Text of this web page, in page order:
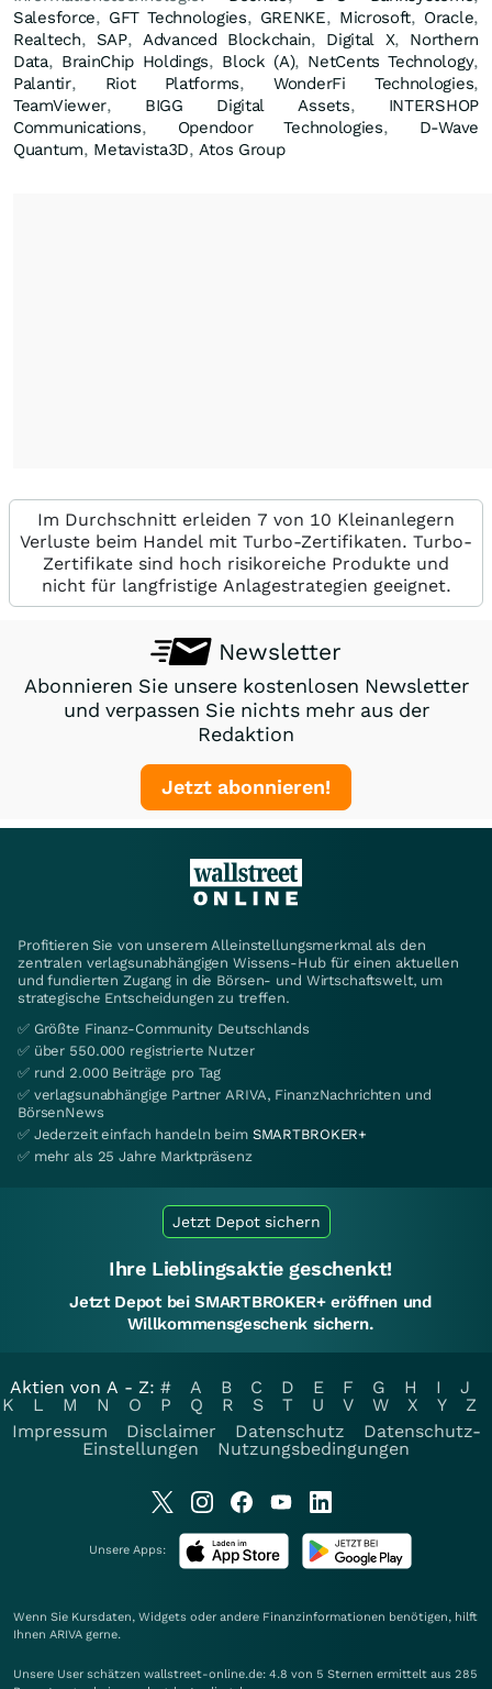
Salesforce, GFT Technologies, GRENKE, Microsoft, Oracle,
Realtech, SAP, Advanced Blockchain, Digital X, Northern
Data, BrainChip Holdings, Block (A), NetCents Technology,
Palantir, Riot Platforms, WonderFi Technologies,
TeamViewer, BIGG Digital Assets, INTERSHOP
Communications, Opendoor Technologies, D-Wave
Quantum, Metavista3D,Atos Group
Im Durchschnitt erleiden 7 von 10 Kleinanlegern
Verluste beim Handel mit Turbo-Zertifikaten. Turbo-
Zertifikate sind hoch risikoreiche Produkte und
nicht für langfristige Anlagestrategien geeignet.
Newsletter
Abonnieren Sie unsere kostenlosen Newsletter
und verpassen Sie nichts mehr aus der
Redaktion
Jetzt abonnieren!
Profitieren Sie von unserem Alleinstellungsmerkmal als den
zentralen verlagsunabhängigen Wissens-Hub für einen aktuellen
und fundierten Zugang in die Börsen- und Wirtschaftswelt, um
strategische Entscheidungen zu treffen.
✅ Größte Finanz-Community Deutschlands
✅ über 550.000 registrierte Nutzer
✅ rund 2.000 Beiträge pro Tag
✅ verlagsunabhängige Partner ARIVA, FinanzNachrichten und
BörsenNews
✅ Jederzeit einfach handeln beim SMARTBROKER+
✅ mehr als 25 Jahre Marktpräsenz
Jetzt Depot sichern
Ihre Lieblingsaktie geschenkt!
Jetzt Depot bei SMARTBROKER+ eröffnen und
Willkommensgeschenk sichern.
Aktien von A - Z: # A B C D E F G H I
J
K
L M N O P Q R S T U V W X Y
Z
Impressum
Disclaimer Datenschutz
Datenschutz-
Einstellungen
Nutzungsbedingungen
Unsere Apps:
Wenn Sie Kursdaten, Widgets oder andere Finanzinformationen benötigen, hilft
Ihnen ARIVA gerne.
Unsere User schätzen wallstreet-online.de: 4.8 von 5 Sternen ermittelt aus 285